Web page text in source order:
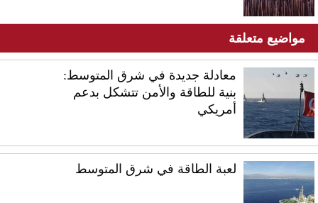
مواضيع متعلقة
معادلة جديدة في شرق المتوسط:
بنية للطاقة والأمن تتشكل بدعم
أمريكي
لعبة الطاقة في شرق المتوسط